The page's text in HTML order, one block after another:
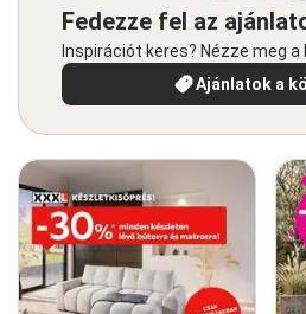
Fedezze fel az
Inspirációt keres? Nézze meg
Ajánlatok a